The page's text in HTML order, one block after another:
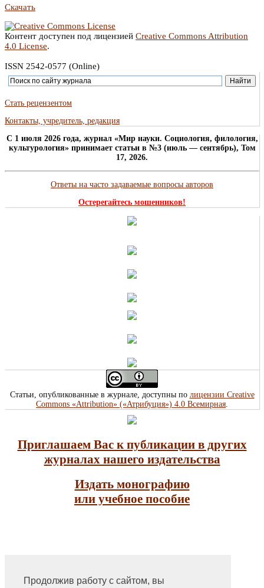
Продолжив работу с сайтом, вы
Скачать
Контент доступен под лицензией Creative Commons Attribution
4.0 License.
ISSN 2542-0577 (Online)
Стать рецензентом
Контакты, учредитель, редакция
C 1 июля 2026 года, журнал «Мир науки. Социология, филология,
культурология» принимает статьи в №3 (июль — сентябрь), Том
17, 2026.
Ответы на часто задаваемые вопросы авторов
Остерегайтесь мошенников!
Статьи, опубликованные в журнале, доступны по лицензии Creative
Commons «Attribution» («Атрибуция») 4.0 Всемирная.
Приглашаем Вас к публикации в других
журналах нашего издательства
Издать монографию
или учебное пособие